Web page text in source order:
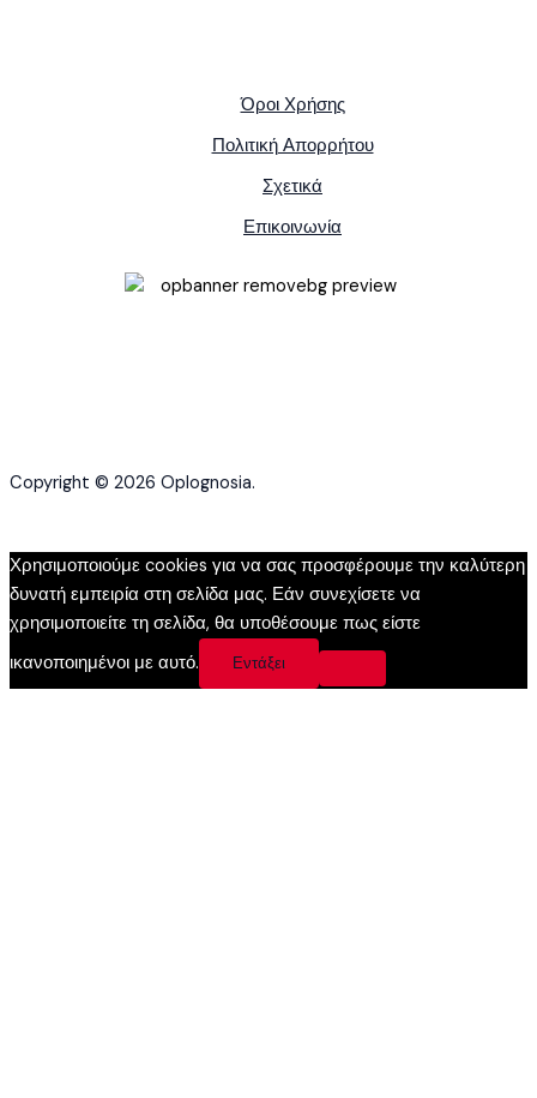
Όροι Χρήσης
Πολιτική Απορρήτου
Σχετικά
Επικοινωνία
Copyright © 2026 Oplognosia.
Χρησιμοποιούμε cookies για να σας προσφέρουμε την καλύτερη
δυνατή εμπειρία στη σελίδα μας. Εάν συνεχίσετε να
χρησιμοποιείτε τη σελίδα, θα υποθέσουμε πως είστε
ικανοποιημένοι με αυτό.
Εντάξει